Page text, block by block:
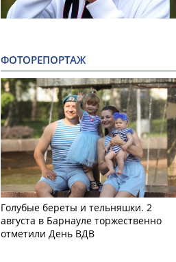
ФОТОРЕПОРТАЖ
Голубые береты и тельняшки. 2
августа в Барнауле торжественно
отметили День ВДВ